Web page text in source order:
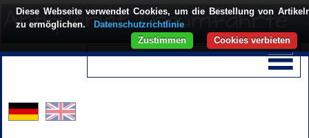
Diese Webseite verwendet Cookies, um die Bestellung von
zu ermöglichen.
Datenschutzrichtlinie
Cookies verbieten
Zustimmen